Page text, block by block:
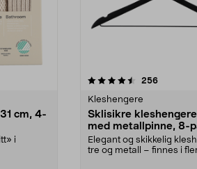
cm, 4-
i
256
Kleshengere
Sklisikre
med metallpinne, 8-
Elegant og skikkelig
tre og metall – finnes i
4.5av 5 stjerner